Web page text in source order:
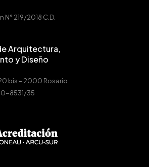
N° 219/2018 C.D.
Arquitectura,
y Diseño
bis – 2000 Rosario
8531/35